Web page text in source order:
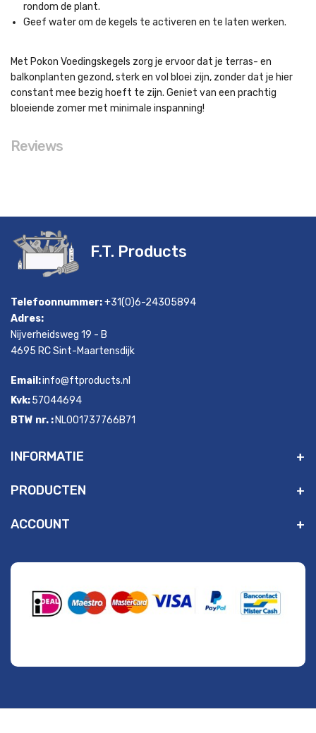
rondom de plant.
Geef water om de kegels te activeren en te laten werken.
Met Pokon Voedingskegels zorg je ervoor dat je terras- en
balkonplanten gezond, sterk en vol bloei zijn, zonder dat je hier
constant mee bezig hoeft te zijn. Geniet van een prachtig
bloeiende zomer met minimale inspanning!
Reviews
F.T. Products
Telefoonnummer:+31(0)6-24305894
Adres:
Nijverheidsweg 19 - B
4695 RC Sint-Maartensdijk
Email:info@ftproducts.nl
Kvk:57044694
BTW nr. : NL001737766B71
INFORMATIE
PRODUCTEN
ACCOUNT